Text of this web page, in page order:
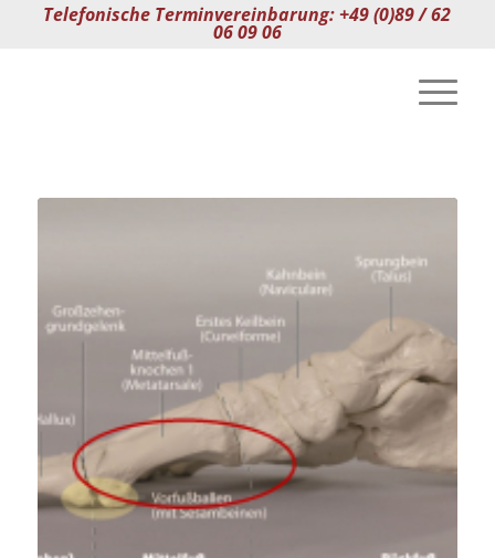
Telefonische Terminvereinbarung: +49 (0)89 / 62
06 09 06